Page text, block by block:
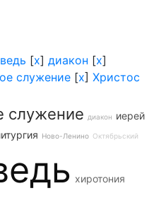
[x] диакон [x]
служение [x] Христос
служение диакон иерей
Ново-Ленино Октябрьский
хиротония